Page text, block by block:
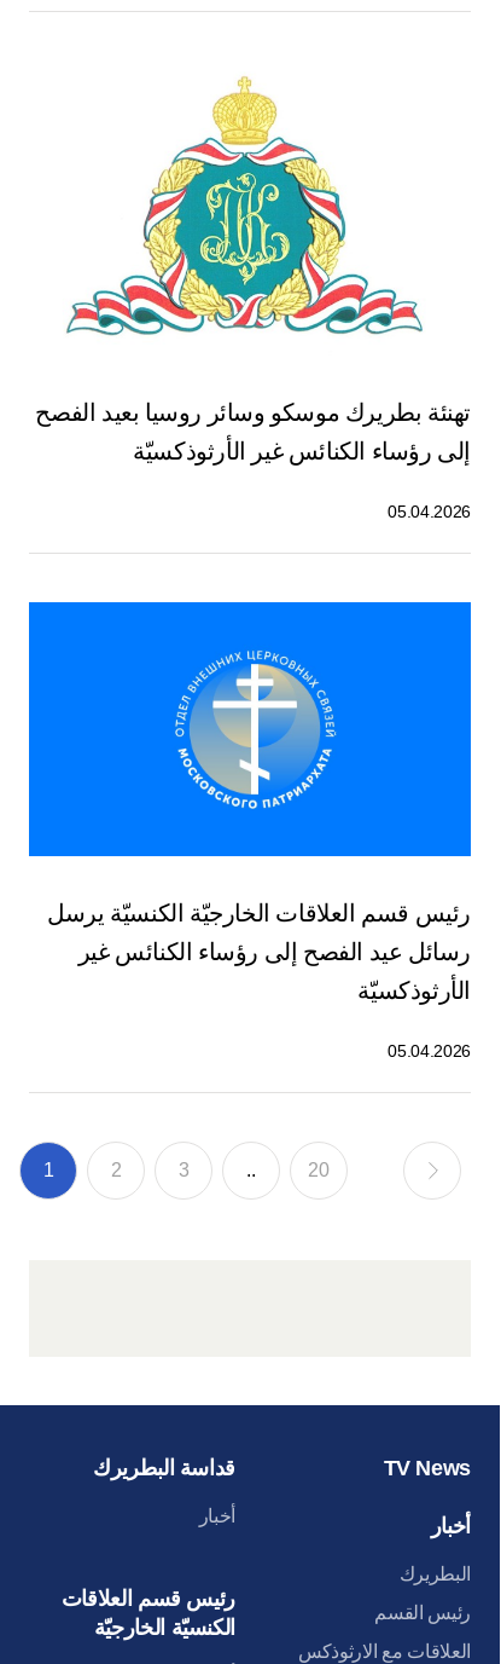
تهنئة بطريرك موسكو وسائر روسيا بعيد الفصح
إلى رؤساء الكنائس غير الأرثوذكسيّة
05.04.2026
رئيس قسم العلاقات الخارجيّة الكنسيّة يرسل
رسائل عيد الفصح إلى رؤساء الكنائس غير
الأرثوذكسيّة
05.04.2026
1 2 3 .. 20
قداسة البطريرك
أخبار
رئيس قسم العلاقات
الكنسيّة الخارجيّة
TV News
أخبار
البطريرك
رئيس القسم
العلاقات مع الارثوذكس